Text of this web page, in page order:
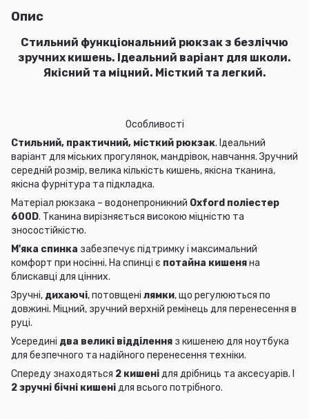
Опис
Стильний функціональний рюкзак з безліччю
зручних кишень. Ідеальний варіант для школи.
Якісний та міцний. Місткий та легкий.
Особливості
Стильний, практичний, місткий рюкзак. Ідеальний
варіант для міських прогулянок, мандрівок, навчання. Зручний
середній розмір, велика кількість кишень, якісна тканина,
якісна фурнітура та підкладка.
Матеріал рюкзака – водонепроникний Oxford поліестер
600D. Тканина вирізняється високою міцністю та
зносостійкістю.
М'яка спинка забезпечує підтримку і максимальний
комфорт при носінні. На спинці є потайна кишеняна
блискавці для цінних.
Зручні, дихаючі, потовщені лямки, що регулюються по
довжині. Міцний, зручний верхній ремінець для перенесення в
руці.
Усередині два великі відділення з кишенею для ноутбука
для безпечного та надійного перенесення техніки.
Спереду знаходяться 2 кишенідля дрібниць та аксесуарів. І
2 зручні бічні кишенідля всього потрібного.